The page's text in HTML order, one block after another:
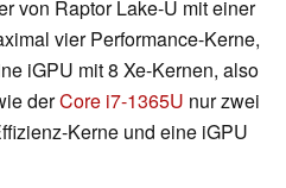
von Raptor Lake-U mit einer
vier Performance-Kerne,
iGPU mit 8 Xe-Kernen, also
derCore i7-1365U nur zwei
Kerne und eine iGPU